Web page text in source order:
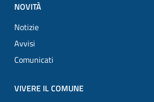
NOVITÀ
Notizie
Avvisi
Comunicati
VIVERE IL COMUNE